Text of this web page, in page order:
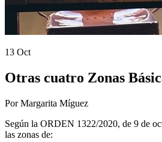
13 Oct
Otras cuatro Zonas
Por Margarita Míguez
Según la ORDEN 1322/2020, de 9 de
las zonas de: